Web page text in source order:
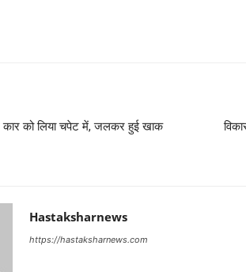
को लिया चपेट में, जलकर हुई खाक
Hastaksharnews
https://hastaksharnews.com